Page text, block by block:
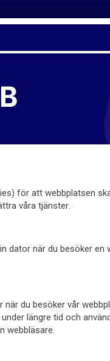
för att webbplatsen
våra tjänster.
dator när du besöker
när du besöker vår
längre tid och
webbläsare.